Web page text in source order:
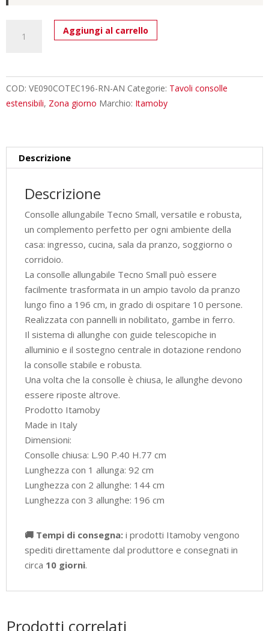
allungabile
Tecno
Small
quantità
Aggiungi al carrello
COD: VE090COTEC196-RN-AN Categorie: Tavoli consolle
estensibili, Zona giorno Marchio: Itamoby
Descrizione
Descrizione
Consolle allungabile Tecno Small, versatile e robusta,
un complemento perfetto per ogni ambiente della
casa: ingresso, cucina, sala da pranzo, soggiorno o
corridoio.
La consolle allungabile Tecno Small può essere
facilmente trasformata in un ampio tavolo da pranzo
lungo fino a 196 cm, in grado di ospitare 10 persone.
Realizzata con pannelli in nobilitato, gambe in ferro.
Il sistema di allunghe con guide telescopiche in
alluminio e il sostegno centrale in dotazione rendono
la consolle stabile e robusta.
Una volta che la consolle è chiusa, le allunghe devono
essere riposte altrove.
Prodotto Itamoby
Made in Italy
Dimensioni:
Consolle chiusa: L.90 P.40 H.77 cm
Lunghezza con 1 allunga: 92 cm
Lunghezza con 2 allunghe: 144 cm
Lunghezza con 3 allunghe: 196 cm
🚚 Tempi di consegna: i prodotti Itamoby vengono
spediti direttamente dal produttore e consegnati in
circa 10 giorni.
Prodotti correlati